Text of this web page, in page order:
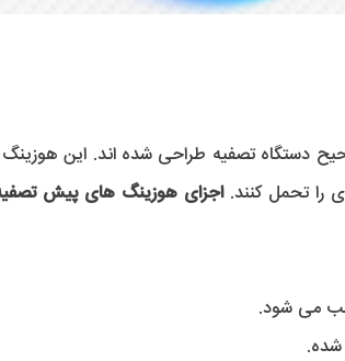
را تحمل کنند. اجزای هوزینگ های پیش
می شود.